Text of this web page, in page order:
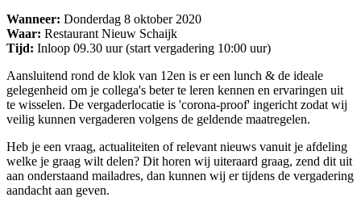
Wanneer: Donderdag 8 oktober 2020
Waar: Restaurant Nieuw Schaijk
Tijd: Inloop 09.30 uur (start vergadering 10:00 uur)
Aansluitend rond de klok van 12en is er een lunch & de ideale
gelegenheid om je collega's beter te leren kennen en ervaringen uit
te wisselen. De vergaderlocatie is 'corona-proof' ingericht zodat wij
veilig kunnen vergaderen volgens de geldende maatregelen.
Heb je een vraag, actualiteiten of relevant nieuws vanuit je afdeling
welke je graag wilt delen? Dit horen wij uiteraard graag, zend dit uit
aan onderstaand mailadres, dan kunnen wij er tijdens de vergadering
aandacht aan geven.